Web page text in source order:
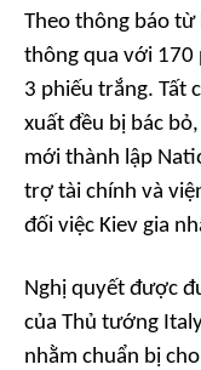
Theo thông báo
thông qua với 170
3 phiếu trắng. Tất
xuất đều bị bác
mới thành lập
trợ tài chính và
đối việc Kiev gia
Nghị quyết được
của Thủ tướng
nhằm chuẩn bị